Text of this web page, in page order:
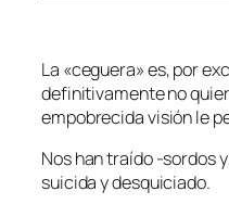
La «ceguera» es, por
definitivamente no
empobrecida visión le
Nos han traído -sordos
suicida y desquiciado.